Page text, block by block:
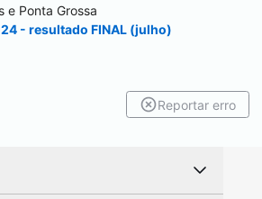
e Ponta Grossa
- resultado FINAL (julho)
Reportar erro